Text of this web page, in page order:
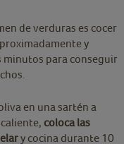
de verduras es cocer
y
minutos para conseguir
en una sartén a
coloca las
y cocina durante 10